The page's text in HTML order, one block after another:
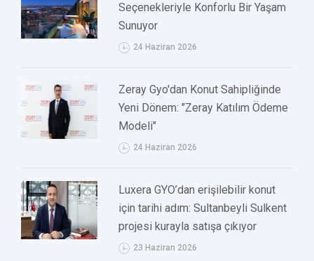
Seçenekleriyle Konforlu Bir Yaşam
Sunuyor
24 Haziran 2026
Zeray Gyo'dan Konut Sahipliğinde
Yeni Dönem: "Zeray Katılım Ödeme
Modeli"
24 Haziran 2026
Luxera GYO’dan erişilebilir konut
için tarihi adım: Sultanbeyli Sulkent
projesi kurayla satışa çıkıyor
23 Haziran 2026